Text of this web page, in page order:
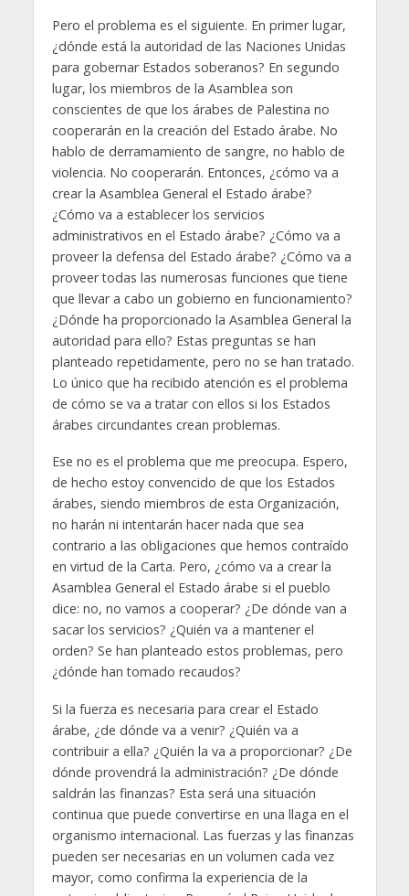
Pero el problema es el siguiente. En primer lugar,
¿dónde está la autoridad de las Naciones Unidas
para gobernar Estados soberanos? En segundo
lugar, los miembros de la Asamblea son
conscientes de que los árabes de Palestina no
cooperarán en la creación del Estado árabe. No
hablo de derramamiento de sangre, no hablo de
violencia. No cooperarán. Entonces, ¿cómo va a
crear la Asamblea General el Estado árabe?
¿Cómo va a establecer los servicios
administrativos en el Estado árabe? ¿Cómo va a
proveer la defensa del Estado árabe? ¿Cómo va a
proveer todas las numerosas funciones que tiene
que llevar a cabo un gobierno en funcionamiento?
¿Dónde ha proporcionado la Asamblea General la
autoridad para ello? Estas preguntas se han
planteado repetidamente, pero no se han tratado.
Lo único que ha recibido atención es el problema
de cómo se va a tratar con ellos si los Estados
árabes circundantes crean problemas.
Ese no es el problema que me preocupa. Espero,
de hecho estoy convencido de que los Estados
árabes, siendo miembros de esta Organización,
no harán ni intentarán hacer nada que sea
contrario a las obligaciones que hemos contraído
en virtud de la Carta. Pero, ¿cómo va a crear la
Asamblea General el Estado árabe si el pueblo
dice: no, no vamos a cooperar? ¿De dónde van a
sacar los servicios? ¿Quién va a mantener el
orden? Se han planteado estos problemas, pero
¿dónde han tomado recaudos?
Si la fuerza es necesaria para crear el Estado
árabe, ¿de dónde va a venir? ¿Quién va a
contribuir a ella? ¿Quién la va a proporcionar? ¿De
dónde provendrá la administración? ¿De dónde
saldrán las finanzas? Esta será una situación
continua que puede convertirse en una llaga en el
organismo internacional. Las fuerzas y las finanzas
pueden ser necesarias en un volumen cada vez
mayor, como confirma la experiencia de la